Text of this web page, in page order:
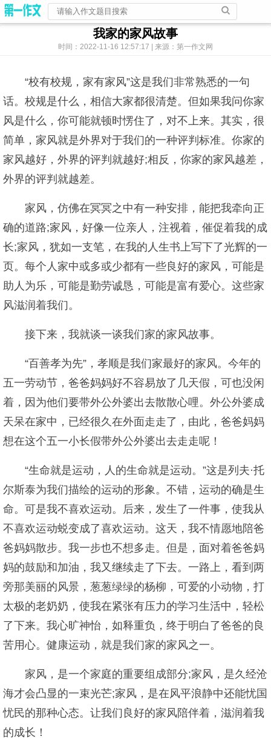
我家的家风故事
时间：2022-11-16 12:57:17 | 来源：第一作文网
“校有校规，家有家风”这是我们非常熟悉的一句
话。校规是什么，相信大家都很清楚。但如果我问你家
风是什么，你可能就顿时愣住了，对不上来。其实，很
简单，家风就是外界对于我们的一种评判标准。你家的
家风越好，外界的评判就越好;相反，你家的家风越差，
外界的评判就越差。
家风，仿佛在冥冥之中有一种安排，能把我牵向正
确的道路;家风，好像一位亲人，注视着，催促着我的成
长;家风，犹如一支笔，在我的人生书上写下了光辉的一
页。每个人家中或多或少都有一些良好的家风，可能是
助人为乐，可能是勤劳诚恳，可能是富有爱心。这些家
风滋润着我们。
接下来，我就谈一谈我们家的家风故事。
“百善孝为先”，孝顺是我们家最好的家风。今年的
五一劳动节，爸爸妈妈好不容易放了几天假，可也没闲
着，因为他们要带外公外婆出去散散心哩。外公外婆成
天呆在家中，已经很久在外面走走了，由此，爸爸妈妈
想在这个五一小长假带外公外婆出去走走呢！
“生命就是运动，人的生命就是运动。”这是列夫·托
尔斯泰为我们描绘的运动的形象。不错，运动的确是生
命。可是我不喜欢运动。后来，发生了一件事，使我从
不喜欢运动蜕变成了喜欢运动。这天，我不情愿地陪爸
爸妈妈散步。我一步也不想多走。但是，面对着爸爸妈
妈的鼓励和加油，我又继续走了下去。一路上，看到两
旁那美丽的风景，葱葱绿绿的杨柳，可爱的小动物，打
太极的老奶奶，使我在紧张有压力的学习生活中，轻松
了下来。我心旷神怡，如释重负，终于明白了爸爸的良
苦用心。健康运动，就是我们家的家风之一。
家风，是一个家庭的重要组成部分;家风，是久经沧
海才会凸显的一束光芒;家风，是在风平浪静中还能忧国
忧民的那种心态。让我们良好的家风陪伴着，滋润着我
的成长！